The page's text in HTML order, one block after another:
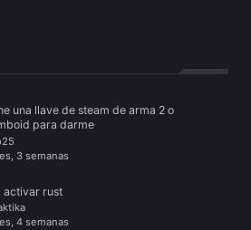
una llave de steam de arma 2 o
para darme
3 semanas
activar rust
4 semanas